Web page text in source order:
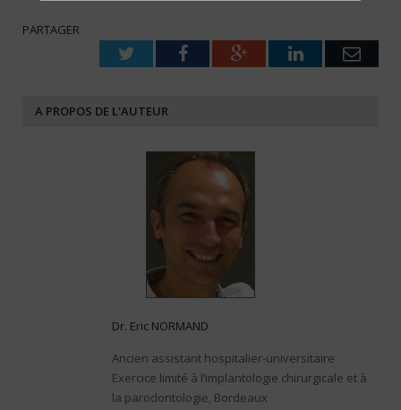
PARTAGER
TwitterFacebookGoogle+LinkedIn
A PROPOS DE L'AUTEUR
Dr. Eric NORMAND
Ancien assistant hospitalier-universitaire
Exercice limité à l’implantologie chirurgicale et à
la parodontologie, Bordeaux